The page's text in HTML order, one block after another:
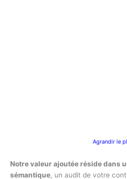
Agrandir le
Notre valeur ajoutée réside dans
sémantique, un audit de votre